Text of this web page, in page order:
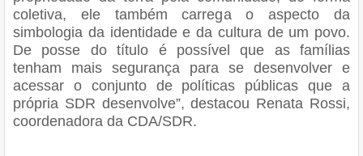
coletiva, ele também carrega o aspecto da
simbologia da identidade e da cultura de um povo.
De posse do título é possível que as famílias
tenham mais segurança para se desenvolver e
acessar o conjunto de políticas públicas que a
própria SDR desenvolve”, destacou Renata Rossi,
coordenadora da CDA/SDR.